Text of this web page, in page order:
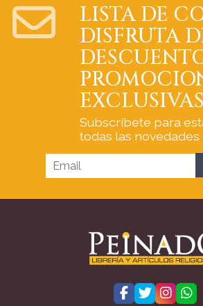
LISTA DE
DISFRUTA
EXCLUSIVAS
Subscríbete para
todas las novedades